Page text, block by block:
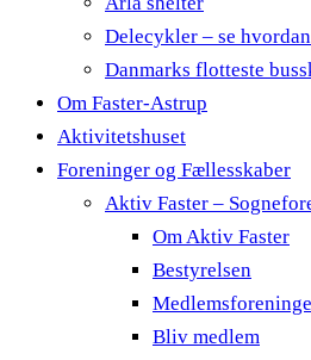
Delecykler – se
Danmarks flotteste
Om Faster-Astrup
Aktivitetshuset
Foreninger og Fællesskaber
Aktiv Faster –
Om Aktiv Faster
Bestyrelsen
Bliv medlem